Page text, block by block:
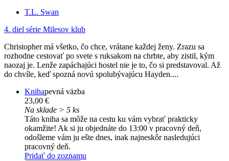
T.L. Swan
4. diel série Milesov klub
Christopher má všetko, čo chce, vrátane každej ženy. Zrazu sa
rozhodne cestovať po svete s ruksakom na chrbte, aby zistil, kým
naozaj je. Lenže zapáchajúci hostel nie je to, čo si predstavoval. Až
do chvíle, keď spozná novú spolubývajúcu Hayden....
Knihapevná väzba
23,00 €
Na sklade > 5 ks
Táto kniha sa môže na cestu ku vám vybrať prakticky
okamžite! Ak si ju objednáte do 13:00 v pracovný deň,
odošleme vám ju ešte dnes, inak najneskôr nasledujúci
pracovný deň.
Pridať do zoznamu